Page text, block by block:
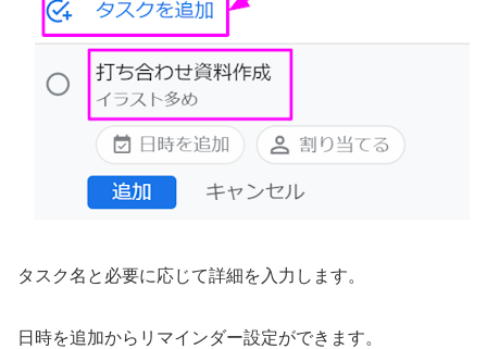
タスク名と必要に応じて詳細を入力します。
日時を追加からリマインダー設定ができます。